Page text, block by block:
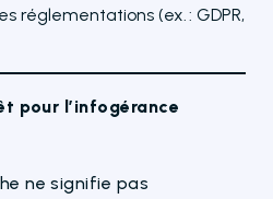
réglementations (ex. : GDPR,
pour l’infogérance
ne signifie pas